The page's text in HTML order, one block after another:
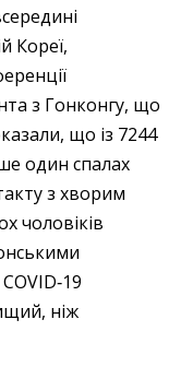
Кореї,
з Гонконгу, що
що із 7244
один спалах
з хворим
чоловіків
ніж